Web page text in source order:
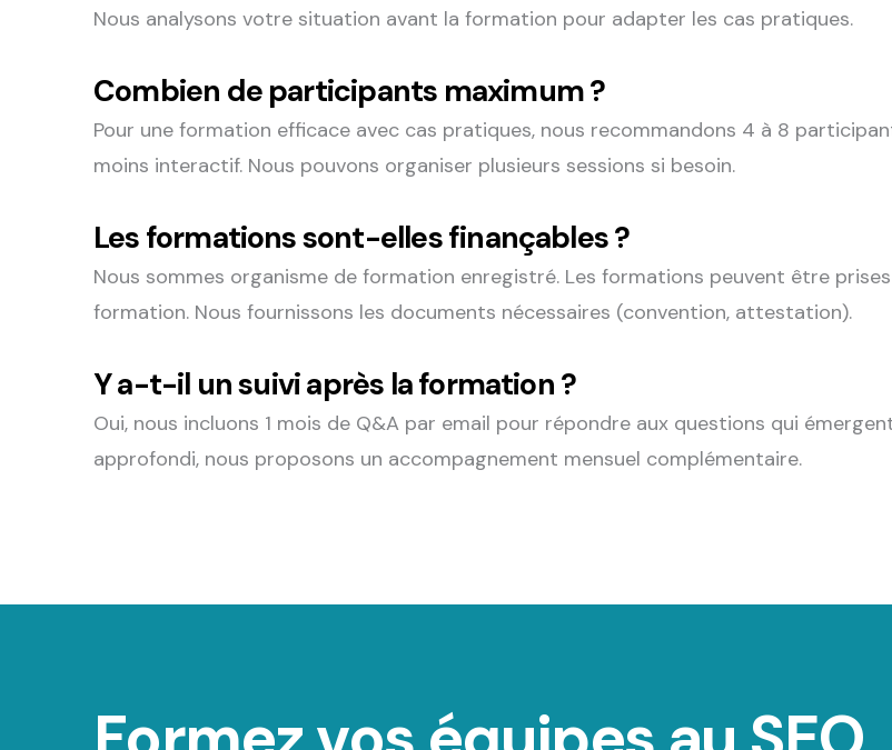
Nous analysons votre situation avant la formation pour adapter les cas pratiques.
Combien de participants maximum ?
Pour une formation efficace avec cas pratiques, nous recommandons 4 à 8
moins interactif. Nous pouvons organiser plusieurs sessions si besoin.
Les formations sont-elles finançables ?
Nous sommes organisme de formation enregistré. Les formations peuvent être
formation. Nous fournissons les documents nécessaires (convention, attestation).
Y a-t-il un suivi après la formation ?
Oui, nous incluons 1 mois de Q&A par email pour répondre aux questions qui
approfondi, nous proposons un accompagnement mensuel complémentaire.